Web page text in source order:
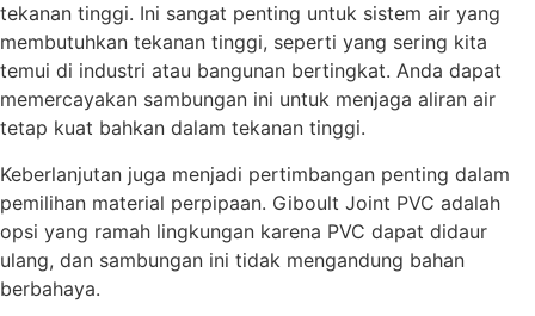
tekanan tinggi. Ini sangat penting untuk sistem air yang
membutuhkan tekanan tinggi, seperti yang sering kita
temui di industri atau bangunan bertingkat. Anda dapat
memercayakan sambungan ini untuk menjaga aliran air
tetap kuat bahkan dalam tekanan tinggi.
Keberlanjutan juga menjadi pertimbangan penting dalam
pemilihan material perpipaan. Giboult Joint PVC adalah
opsi yang ramah lingkungan karena PVC dapat didaur
ulang, dan sambungan ini tidak mengandung bahan
berbahaya.